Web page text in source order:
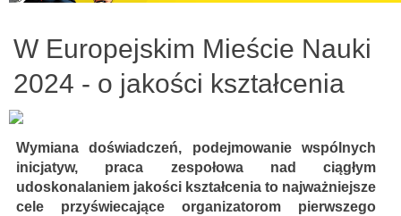
W Europejskim Mieście Nauki
2024 - o jakości kształcenia
Wymiana doświadczeń, podejmowanie wspólnych
inicjatyw, praca zespołowa nad ciągłym
udoskonalaniem jakości kształcenia to najważniejsze
cele przyświecające organizatorom pierwszego